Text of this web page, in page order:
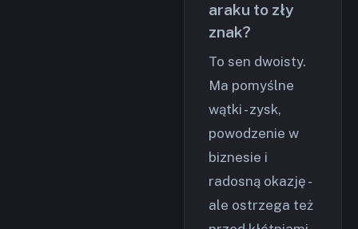
araku to zły
znak?
To sen dwoisty.
Ma pomyślne
wątki - zysk,
powodzenie w
biznesie i
radosną okazję -
ale ostrzega też